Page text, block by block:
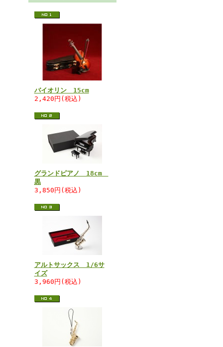
バイオリン 15cm
2,420円(税込)
グランドピアノ 18cm
黒
3,850円(税込)
アルトサックス 1/6サ
イズ
3,960円(税込)